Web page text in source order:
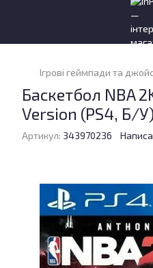
Ігрові геймпади та
Баскетбол NBA
Version (PS4, Б/У)
Артикул: 343970236